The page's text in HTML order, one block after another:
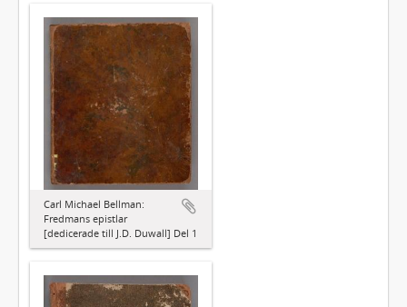
Carl Michael Bellman:
Fredmans epistlar
[dedicerade till J.D. Duwall] Del 1